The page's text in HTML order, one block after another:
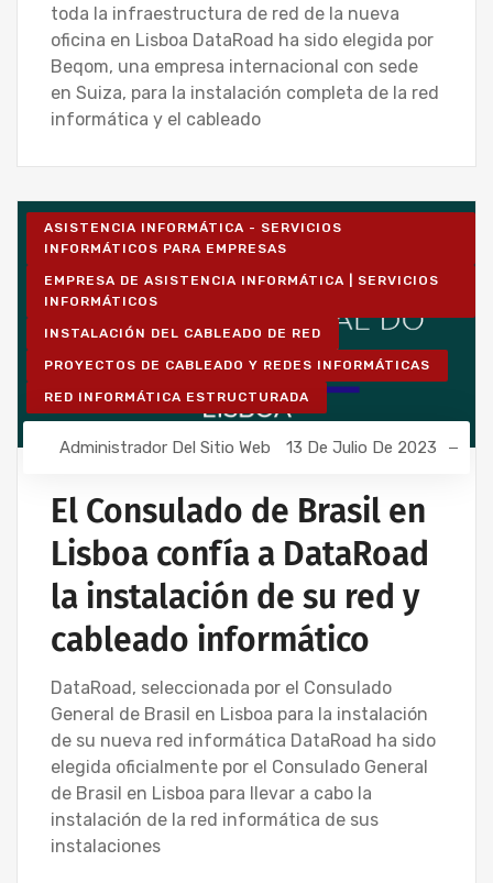
toda la infraestructura de red de la nueva
oficina en Lisboa DataRoad ha sido elegida por
Beqom, una empresa internacional con sede
en Suiza, para la instalación completa de la red
informática y el cableado
ASISTENCIA INFORMÁTICA - SERVICIOS
INFORMÁTICOS PARA EMPRESAS
EMPRESA DE ASISTENCIA INFORMÁTICA | SERVICIOS
INFORMÁTICOS
INSTALACIÓN DEL CABLEADO DE RED
PROYECTOS DE CABLEADO Y REDES INFORMÁTICAS
RED INFORMÁTICA ESTRUCTURADA
Administrador Del Sitio Web 13 De Julio De 2023
El Consulado de Brasil en
Lisboa confía a DataRoad
la instalación de su red y
cableado informático
DataRoad, seleccionada por el Consulado
General de Brasil en Lisboa para la instalación
de su nueva red informática DataRoad ha sido
elegida oficialmente por el Consulado General
de Brasil en Lisboa para llevar a cabo la
instalación de la red informática de sus
instalaciones